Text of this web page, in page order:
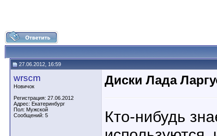
27.06.2012, 16:59
wrscm
Новичок
Регистрация: 27.06.2012
Адрес: Екатеринбург
Пол: Мужской
Сообщений: 5
Диски Лада
Кто-нибудь